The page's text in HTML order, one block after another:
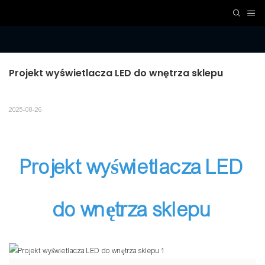
Projekt wyświetlacza LED do wnętrza sklepu
2025-08-26
Projekt wyświetlacza LED
do wnętrza sklepu